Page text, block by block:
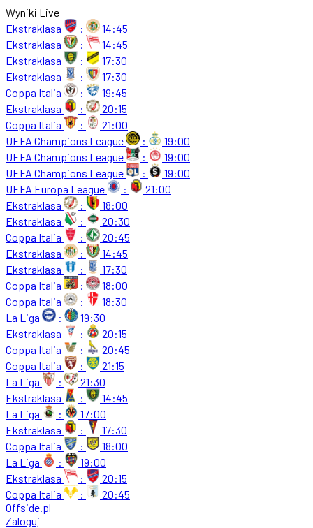
Wyniki Live
Ekstraklasa
:
14:45
Ekstraklasa
:
14:45
Ekstraklasa
:
17:30
Ekstraklasa
:
17:30
Coppa Italia
:
19:45
Ekstraklasa
:
20:15
Coppa Italia
:
21:00
UEFA Champions League
:
19:00
UEFA Champions League
:
19:00
UEFA Champions League
:
19:00
UEFA Europa League
:
21:00
Ekstraklasa
:
18:00
Ekstraklasa
:
20:30
Coppa Italia
:
20:45
Ekstraklasa
:
14:45
Ekstraklasa
:
17:30
Coppa Italia
:
18:00
Coppa Italia
:
18:30
La Liga
:
19:30
Ekstraklasa
:
20:15
Coppa Italia
:
20:45
Coppa Italia
:
21:15
La Liga
:
21:30
Ekstraklasa
:
14:45
La Liga
:
17:00
Ekstraklasa
:
17:30
Coppa Italia
:
18:00
La Liga
:
19:00
Ekstraklasa
:
20:15
Coppa Italia
:
20:45
Offside.pl
Zaloguj